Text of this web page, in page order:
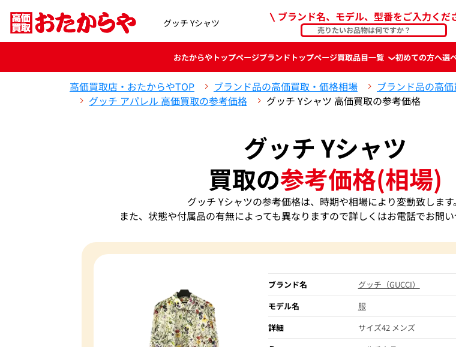
グッチ Yシャツ ブランド名、モデル、型番をご入力くだ
おたからやトップページブランド トップページ買取品目一覧 初めての方へ選
高価買取店・おたからやTOP ブランド品の高価買取・価格相場 ブランド品の高
グッチ アパレル 高価買取の参考価格
グッチ Yシャツ 高価買取の参考価格
グッチ Yシャツ
買取の参考価格(相場)
グッチ Yシャツの参考価格は、時期や相場により変動致します。
また、状態や付属品の有無によっても異なりますので詳しくはお電話でお問い
ブランド名
グッチ（GUCCI）
モデル名
服
詳細
サイズ42 メンズ